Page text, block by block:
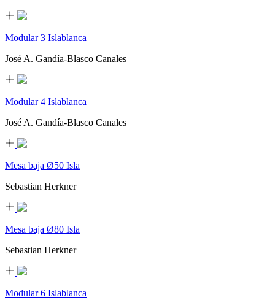
Modular 3 Islablanca
José A. Gandía-Blasco Canales
Modular 4 Islablanca
José A. Gandía-Blasco Canales
Mesa baja Ø50 Isla
Sebastian Herkner
Mesa baja Ø80 Isla
Sebastian Herkner
Modular 6 Islablanca